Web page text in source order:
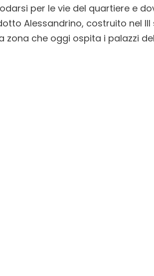
per le vie del quartiere e
Alessandrino, costruito nel III
che oggi ospita i palazzi